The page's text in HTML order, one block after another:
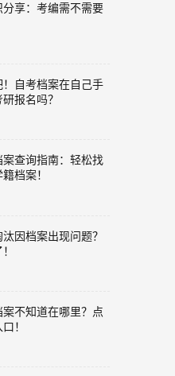
分享：考编需不需要
！自考档案在自己手
报名吗？
案查询指南：轻松找
档案！
因档案出现问题？
不知道在哪里？点
！